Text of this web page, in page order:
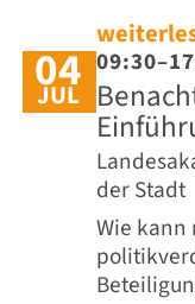
04
JUL
der Stadt
Wie